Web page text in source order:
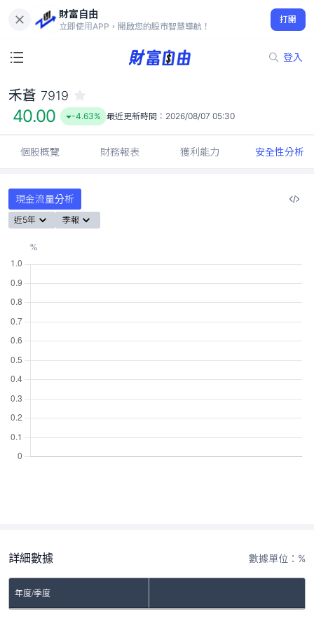
財富自由
立即使用APP，開啟您的股市智慧導航！
打開
登入
40.00
-4.63%
禾蒼 7919
40.00 -4.63% 最近更新時間： 2026/08/07 05:30
個股概覽 財務報表 獲利能力 安全性分析
現金流量分析
近5年 季報
詳細數據 數據單位：%
年度/季度